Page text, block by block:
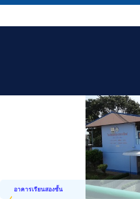
อาคารเรียนสองชั้น